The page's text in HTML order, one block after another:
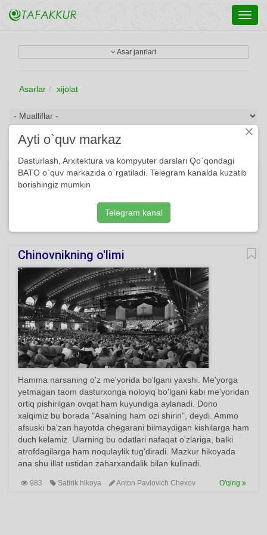
Asar janrlari
Asarlar xijolat
Biz va Boshliq
( Hazil) Agar ishda bo‘lmasa unum, Xijolatdan qizarsa yuzlar,
Amirqul Po'lkan
Chinovnikning o'limi
Hamma narsaning o'z me'yorida bo'lgani yaxshi. Me'yorga
yetmagan taom dasturxonga noloyiq bo'lgani kabi me'yoridan
ortiq pishirilgan ovqat ham kuyundiga aylanadi. Dono
xalqimiz bu borada "Asalning ham ozi shirin", deydi. Ammo
afsuski ba'zan hayotda chegarani bilmaydigan kishilarga ham
duch kelamiz. Ularning bu odatlari nafaqat o'zlariga, balki
atrofdagilarga ham noqulaylik tug'diradi. Mazkur hikoyada
ana shu illat ustidan zaharxandalik bilan kulinadi.
983 Satirik hikoya Anton Pavlovich Chexov O'qing
×
Ayti o`quv markaz
Dasturlash, Arxitektura va kompyuter darslari Qo`qondagi
BATO o`quv markazida o`rgatiladi. Telegram kanalda kuzatib
borishingiz mumkin
Telegram kanal